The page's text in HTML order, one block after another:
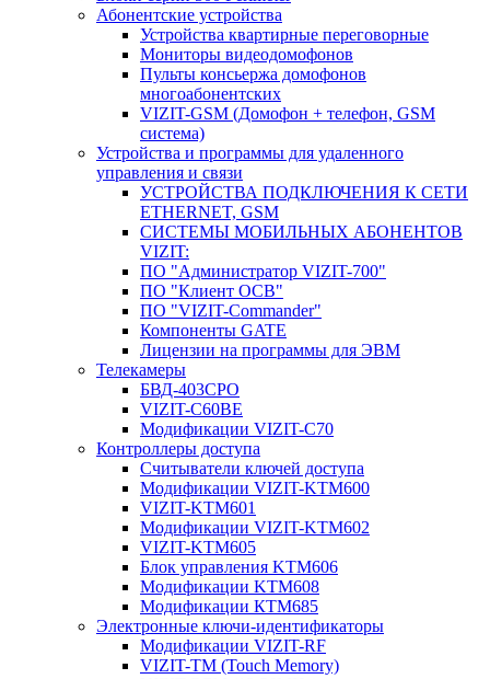
Абонентские устройства
Устройства квартирные переговорные
Мониторы видеодомофонов
Пульты консьержа домофонов
многоабонентских
VIZIT-GSM (Домофон + телефон, GSM
система)
Устройства и программы для удаленного
управления и связи
УСТРОЙСТВА ПОДКЛЮЧЕНИЯ К СЕТИ
ETHERNET, GSM
CИСТЕМЫ МОБИЛЬНЫХ АБОНЕНТОВ
VIZIT:
ПО "Администратор VIZIT-700"
ПО "Клиент ОСВ"
ПО "VIZIT-Commander"
Компоненты GATE
Лицензии на программы для ЭВМ
Телекамеры
БВД-403СРО
VIZIT-С60BE
Модификации VIZIT-C70
Контроллеры доступа
Считыватели ключей доступа
Модификации VIZIT-KTM600
VIZIT-KTM601
Модификации VIZIT-KTM602
VIZIT-KTM605
Блок управления KTM606
Модификации KTM608
Модификации КТМ685
Электронные ключи-идентификаторы
Модификации VIZIT-RF
VIZIT-TM (Touch Memory)